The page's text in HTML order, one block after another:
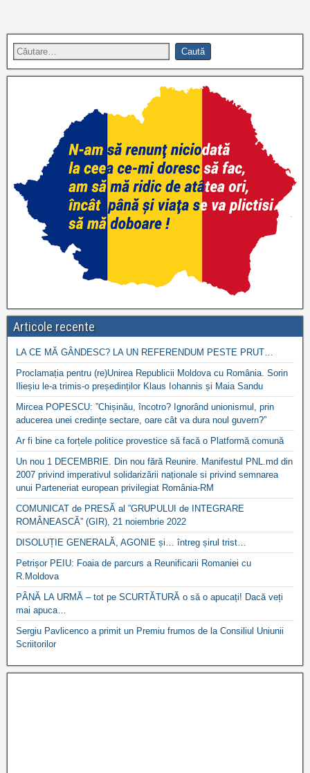
Articole recente
LA CE MĂ GÂNDESC? LA UN REFERENDUM PESTE PRUT…
Proclamația pentru (re)Unirea Republicii Moldova cu România. Sorin
Ilieșiu le-a trimis-o președinților Klaus Iohannis și Maia Sandu
Mircea POPESCU: ”Chișinău, încotro? Ignorând unionismul, prin
aducerea unei credințe sectare, oare cât va dura noul guvern?”
Ar fi bine ca forțele politice provestice să facă o Platformă comună
Un nou 1 DECEMBRIE. Din nou fără Reunire. Manifestul PNL.md din
2007 privind imperativul solidarizării naționale si privind semnarea
unui Parteneriat european privilegiat România-RM
COMUNICAT de PRESĂ al ”GRUPULUI de INTEGRARE
ROMÂNEASCĂ” (GIR), 21 noiembrie 2022
DISOLUȚIE GENERALĂ, AGONIE și… întreg șirul trist…
Petrișor PEIU: Foaia de parcurs a Reunificarii Romaniei cu
R.Moldova
PÂNĂ LA URMĂ – tot pe SCURTĂTURĂ o să o apucați! Dacă veți
mai apuca…
Sergiu Pavlicenco a primit un Premiu frumos de la Consiliul Uniunii
Scriitorilor